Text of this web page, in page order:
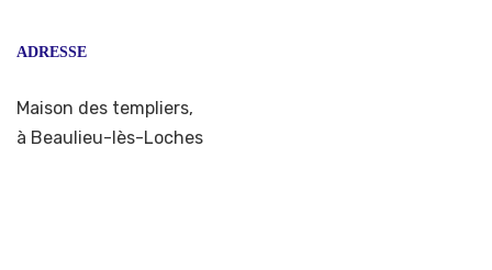
ADRESSE
Maison des templiers,
à Beaulieu-lès-Loches